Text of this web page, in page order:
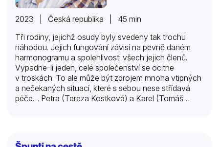
2023 | Česká republika | 45 min
Tři rodiny, jejichž osudy byly svedeny tak trochu
náhodou. Jejich fungování závisí na pevně daném
harmonogramu a spolehlivosti všech jejich členů.
Vypadne-li jeden, celé společenství se ocitne
v troskách. To ale může být zdrojem mnoha vtipných
a nečekaných situací, které s sebou nese střídavá
péče… Petra (Tereza Kostková) a Karel (Tomáš
nového partnera, stále hledá, i když na ně má trochu